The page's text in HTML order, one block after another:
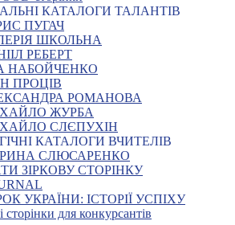
КАТАЛОГИ ТАЛАНТІВ
ПУГАЧ
ШКОЛЬНА
РЕБЕРТ
НАБОЙЧЕНКО
ПРОЦІВ
РОМАНОВА
ЖУРБА
СЛЄПУХІН
КАТАЛОГИ ВЧИТЕЛІВ
СЛЮСАРЕНКО
ЗІРКОВУ СТОРІНКУ
УКРАЇНИ: ІСТОРІЇ УСПІХУ
сторінки для конкурсантів